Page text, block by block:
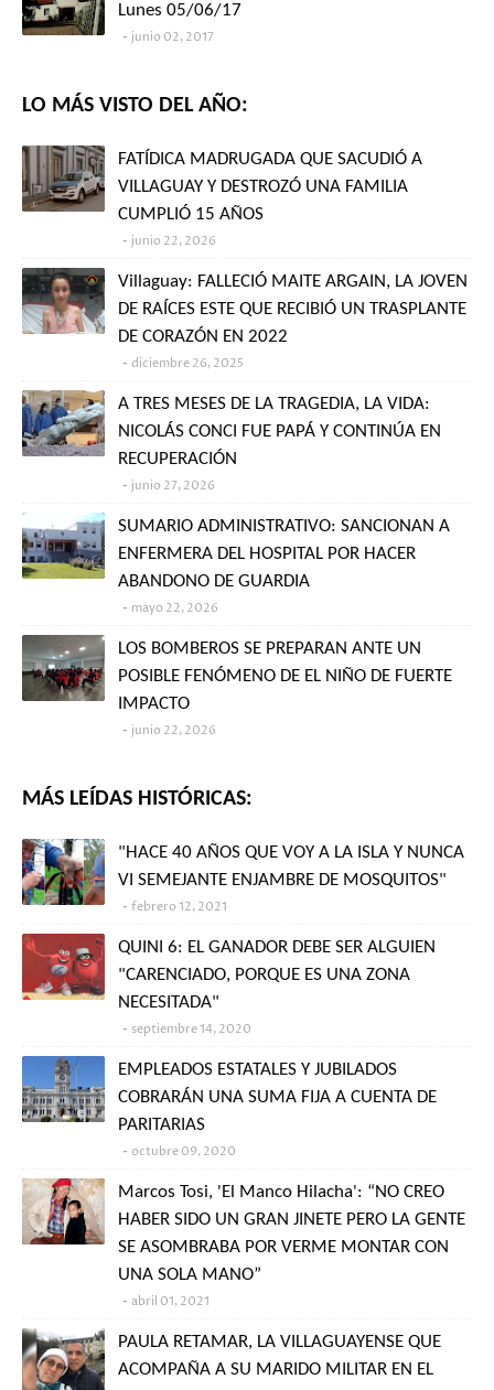
Lunes 05/06/17
junio 02, 2017
LO MÁS VISTO DEL AÑO:
FATÍDICA MADRUGADA QUE SACUDIÓ A
VILLAGUAY Y DESTROZÓ UNA FAMILIA
CUMPLIÓ 15 AÑOS
junio 22, 2026
Villaguay: FALLECIÓ MAITE ARGAIN, LA JOVEN
DE RAÍCES ESTE QUE RECIBIÓ UN TRASPLANTE
DE CORAZÓN EN 2022
diciembre 26, 2025
A TRES MESES DE LA TRAGEDIA, LA VIDA:
NICOLÁS CONCI FUE PAPÁ Y CONTINÚA EN
RECUPERACIÓN
junio 27, 2026
SUMARIO ADMINISTRATIVO: SANCIONAN A
ENFERMERA DEL HOSPITAL POR HACER
ABANDONO DE GUARDIA
mayo 22, 2026
LOS BOMBEROS SE PREPARAN ANTE UN
POSIBLE FENÓMENO DE EL NIÑO DE FUERTE
IMPACTO
junio 22, 2026
MÁS LEÍDAS HISTÓRICAS:
"HACE 40 AÑOS QUE VOY A LA ISLA Y NUNCA
VI SEMEJANTE ENJAMBRE DE MOSQUITOS"
febrero 12, 2021
QUINI 6: EL GANADOR DEBE SER ALGUIEN
"CARENCIADO, PORQUE ES UNA ZONA
NECESITADA"
septiembre 14, 2020
EMPLEADOS ESTATALES Y JUBILADOS
COBRARÁN UNA SUMA FIJA A CUENTA DE
PARITARIAS
octubre 09, 2020
Marcos Tosi, 'El Manco Hilacha': “NO CREO
HABER SIDO UN GRAN JINETE PERO LA GENTE
SE ASOMBRABA POR VERME MONTAR CON
UNA SOLA MANO”
abril 01, 2021
PAULA RETAMAR, LA VILLAGUAYENSE QUE
ACOMPAÑA A SU MARIDO MILITAR EN EL